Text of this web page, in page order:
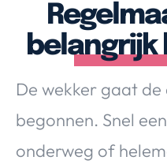
Food & Drinks Health &
belangrijk
De wekker gaat de
begonnen. Snel
onderweg of